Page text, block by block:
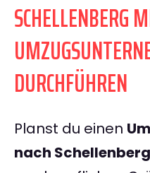
SCHELLENBERG
DURCHFÜHREN
Planst du einen
nach Schellenberg